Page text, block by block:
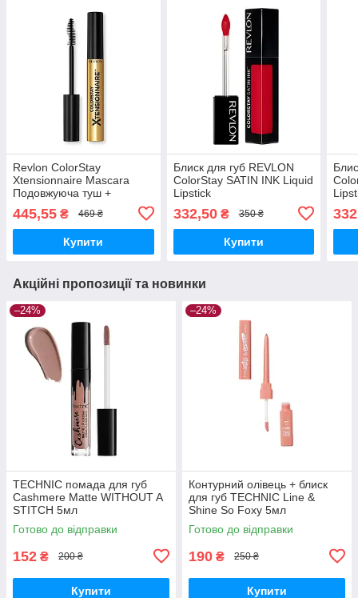
Revlon ColorStay
Xtensionnaire Mascara
Подовжуюча туш +
445,55 ₴ 469 ₴
Купити
Блиск для губ REVLON
ColorStay SATIN INK Liquid
Lipstick
332,50₴ 350 ₴
Купити
Акційні пропозиції та новинки
–24%
TECHNIC помада для губ
Cashmere Matte WITHOUT A
STITCH 5мл
Готово до відправки
152 ₴ 200 ₴
Купити
–24%
Контурний олівець + блиск
для губ TECHNIC Line &
Shine So Foxy 5мл
Готово до відправки
190 ₴ 250 ₴
Купити